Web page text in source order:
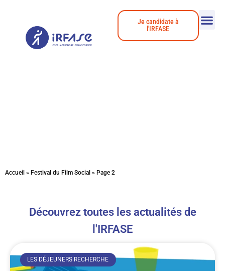
Je candidate à
l'IRFASE
Accueil » Festival du Film Social » Page 2
Découvrez toutes les actualités de
l'IRFASE
LES DÉJEUNERS RECHERCHE